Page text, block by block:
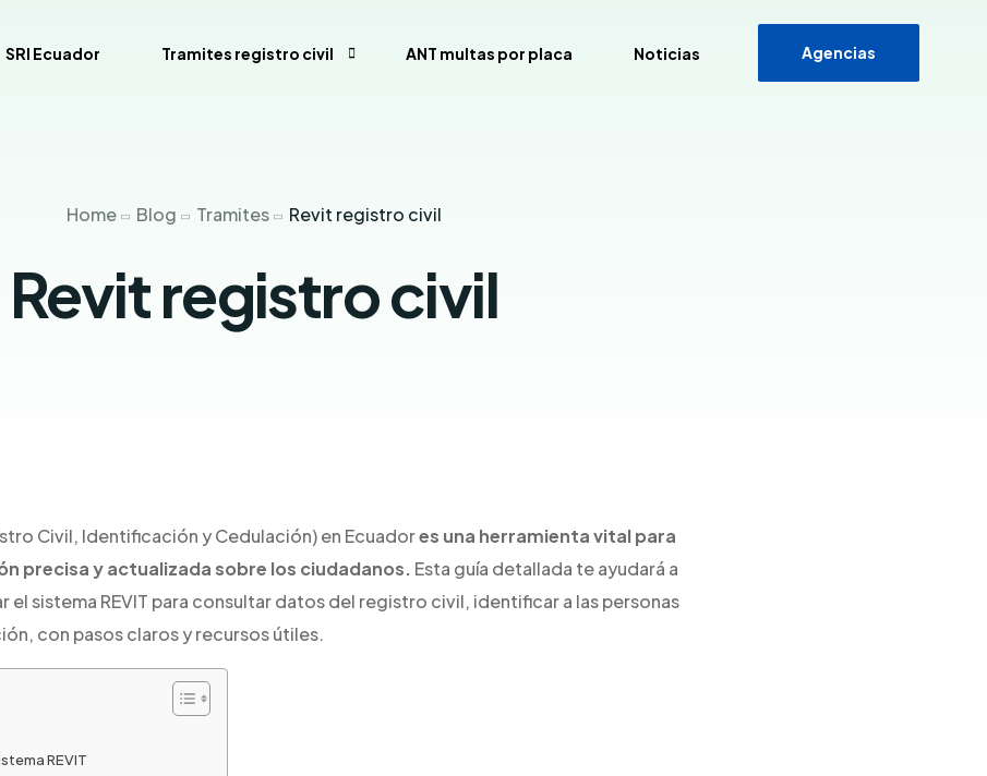
SRI Ecuador Tramites registro civil
Como calcular decimo tercer sueldo
Anular turno RTV
ANT multas por placa Noticias Agencias
Home Blog Tramites Revit registro civil
Revit registro civil
Civil, Identificación y Cedulación) en Ecuadores una herramienta vital para
precisa y actualizada sobre los ciudadanos. Esta guía detallada te ayudará a
el sistema REVIT para consultar datos del registro civil, identificar a las personas
con pasos claros y recursos útiles.
REVIT